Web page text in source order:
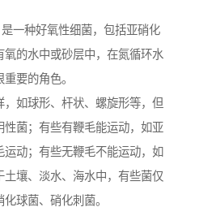
一种好氧性细菌，包括亚硝化
氧的水中或砂层中，在氮循环水
要的角色。
，如球形、杆状、螺旋形等，但
菌；有些有鞭毛能运动，如亚
动；有些无鞭毛不能运动，如
壤、淡水、海水中，有些菌仅
球菌、硝化刺菌。